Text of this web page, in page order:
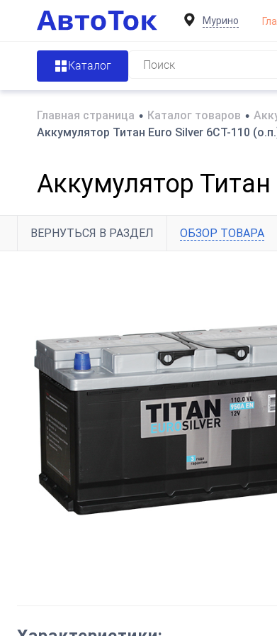
Мурино
Каталог
Главная страница • Каталог товаров •
Аккумулятор Титан Euro Silver 6CT-110
Аккумулятор
ВЕРНУТЬСЯ В РАЗДЕЛ ОБЗОР ТОВАРА